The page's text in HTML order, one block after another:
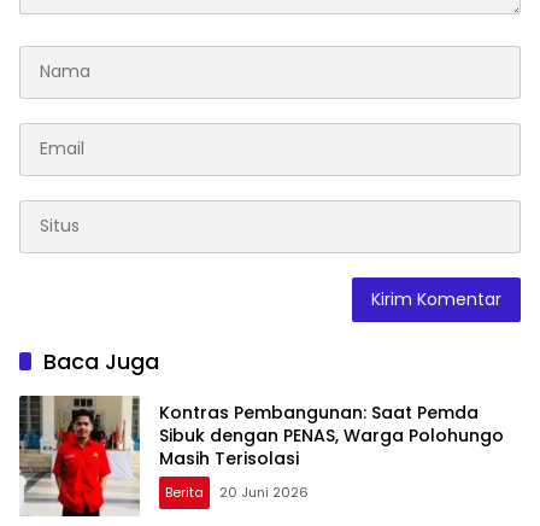
Baca Juga
Kontras Pembangunan: Saat Pemda
Sibuk dengan PENAS, Warga Polohungo
Masih Terisolasi
Berita 20 Juni 2026